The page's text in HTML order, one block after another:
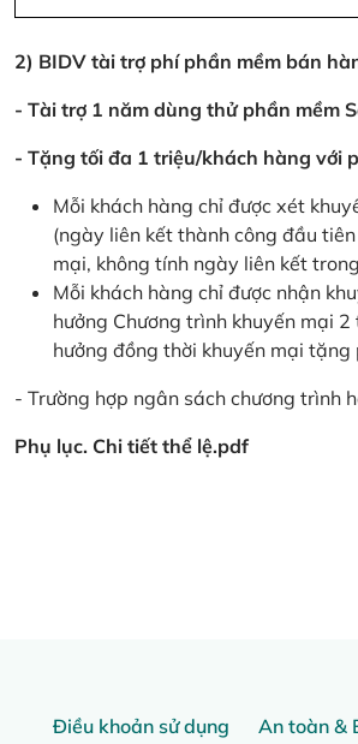
2) BIDV tài trợ phí phần mềm bán
- Tài trợ 1 năm dùng thử phần mềm
- Tặng tối đa 1 triệu/khách hàng với
Mỗi khách hàng chỉ được xét
(ngày liên kết thành công đầu
mại, không tính ngày liên kết
Mỗi khách hàng chỉ được nhận
hưởng Chương trình khuyến mại
hưởng đồng thời khuyến mại
- Trường hợp ngân sách chương trình
Phụ lục. Chi tiết thể lệ.pdf
Điều khoản sử dụng An toàn &